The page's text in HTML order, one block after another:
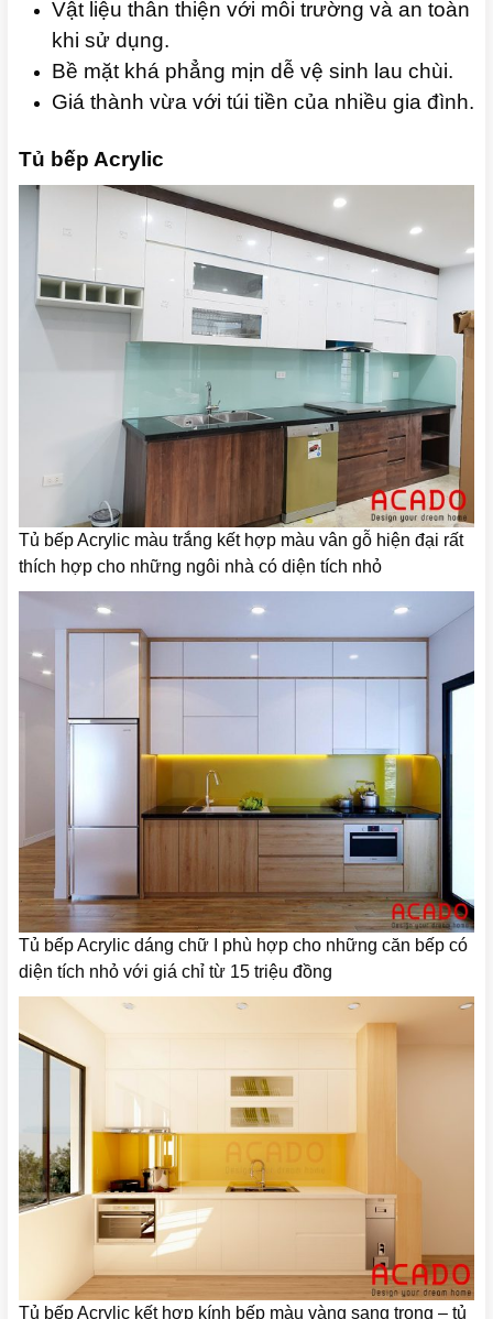
Vật liệu thân thiện với môi trường và an toàn
khi sử dụng.
Bề mặt khá phẳng mịn dễ vệ sinh lau chùi.
Giá thành vừa với túi tiền của nhiều gia đình.
Tủ bếp Acrylic
Tủ bếp Acrylic màu trắng kết hợp màu vân gỗ hiện đại rất
thích hợp cho những ngôi nhà có diện tích nhỏ
Tủ bếp Acrylic dáng chữ I phù hợp cho những căn bếp có
diện tích nhỏ với giá chỉ từ 15 triệu đồng
Tủ bếp Acrylic kết hợp kính bếp màu vàng sang trọng – tủ